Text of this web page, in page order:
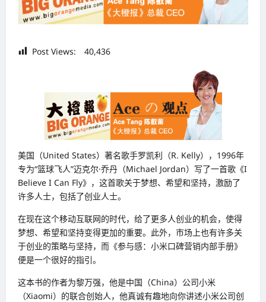
Post Views: 40,436
美国（United States）著名歌手罗凯利（R. Kelly），1996年
专为“篮球飞人”迈克尔·乔丹（Michael Jordan）写了一首歌《I
Believe I Can Fly》，这首歌关于梦想、希望和坚持，激励了
许多人士，包括了创业人士。
在现在这个移动互联网的时代，给了更多人创业的机会，使得
梦想、希望和坚持变得更加的重要。此外，市场上也有许多关
于创业的策略与坚持，而《参与感：小米口碑营销内部手册》
便是一个很好的指引。
这本书的作者为黎万强，他是中国（China）公司小米
（Xiaomi）的联合创始人，他真诚有趣地向你讲述小米公司创